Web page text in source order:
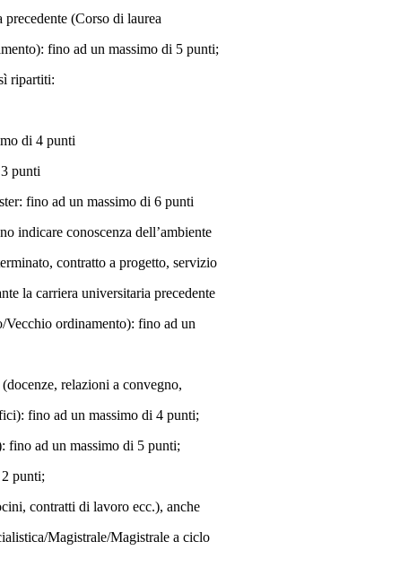
(Corso di laurea
fino ad un massimo di 5 punti;
ripartiti:
di 4 punti
punti
fino ad un massimo di 6 punti
indicare conoscenza dell’ambiente
contratto a progetto, servizio
la carriera universitaria precedente
Vecchio ordinamento): fino ad un
relazioni a convegno,
fino ad un massimo di 4 punti;
fino ad un massimo di 5 punti;
punti;
contratti di lavoro ecc.), anche
Magistrale/Magistrale a ciclo